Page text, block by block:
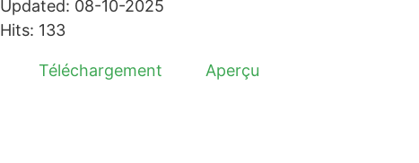
Updated: 08-10-2025
Hits: 133
Téléchargement Aperçu